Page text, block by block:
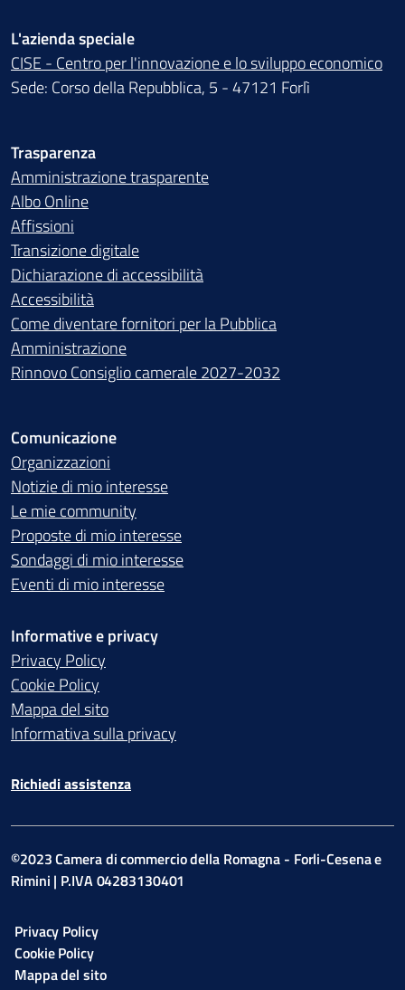
L'azienda speciale
CISE - Centro per l'innovazione e lo sviluppo economico
Sede: Corso della Repubblica, 5 - 47121 Forlì
Trasparenza
Amministrazione trasparente
Albo Online
Affissioni
Transizione digitale
Dichiarazione di accessibilità
Accessibilità
Come diventare fornitori per la Pubblica
Amministrazione
Rinnovo Consiglio camerale 2027-2032
Comunicazione
Organizzazioni
Notizie di mio interesse
Le mie community
Proposte di mio interesse
Sondaggi di mio interesse
Eventi di mio interesse
Informative e privacy
Privacy Policy
Cookie Policy
Mappa del sito
Informativa sulla privacy
Richiedi assistenza
©2023 Camera di commercio della Romagna - Forli-Cesena e
Rimini | P.IVA 04283130401
Privacy Policy
Cookie Policy
Mappa del sito